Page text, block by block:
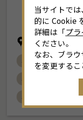
徳川美術館・
# 徳川美術館
#
# 夏季特別展
# おすすめ
当サイトで
的に Cookie
詳細は「プ
ください。
なお、ブラ
を変更するこ